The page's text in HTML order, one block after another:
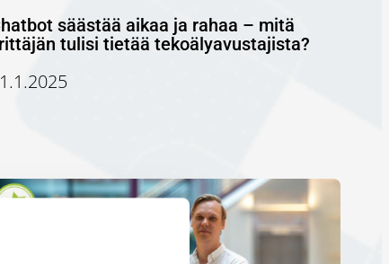
säästää aikaa ja rahaa – mitä
tulisi tietää tekoälyavustajista?